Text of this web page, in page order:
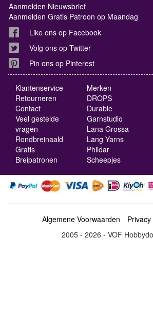
Aanmelden Nieuwsbrief
Aanmelden Gratis Patroon op Maandag
Like ons op Facebook
Volg ons op Twitter
Pin ons op Pinterest
Klantenservice
Retourneren
Contact
Veel gestelde
vragen
Rondbreinaald
Gratis
Breipatronen
Merken
DROPS
Durable
Garnstudio
Lana Grossa
Lang Yarns
Phildar
Scheepjes
Algemene Voorwaarden
2005 - 2026 - VOF